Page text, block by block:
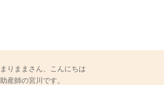
まりままさん、こんにちは
助産師の宮川です。